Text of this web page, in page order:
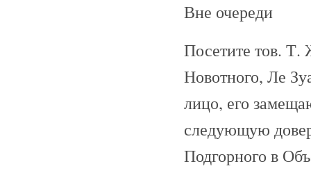
Вне очереди
Посетите тов.
Новотного, Ле
лицо, его
следующую
Подгорного в